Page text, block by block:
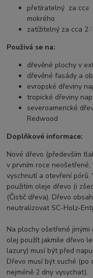
přetíratelný za cca
mokrého
zatížitelný za cca 24
Použivá se na:
dřevěné plochy v
dřevěné fasády a
evropské dřeviny
tropické dřeviny
severoamerické
Redwood
Doplňkové informace:
Nové dřevo (především
v prvním roce
vyschnutí a otevření
použitím oleje dřevo (i
(Čistič dřeva). Dřevo
neutralizovat SC-Holz-
Na plochy ošetřené
olej použít jakmile dřevo
lazury) musí být před
Dřevo musí být suché (po
nejméně 2 dny vysychat).